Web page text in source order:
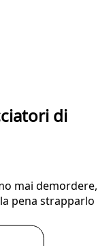
di
mai demordere,
pena strapparlo